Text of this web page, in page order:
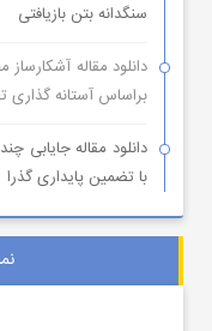
سنگدانه بتن بازیافتی
براساس آستانه گذاری
با تضمین پایداری گذرا